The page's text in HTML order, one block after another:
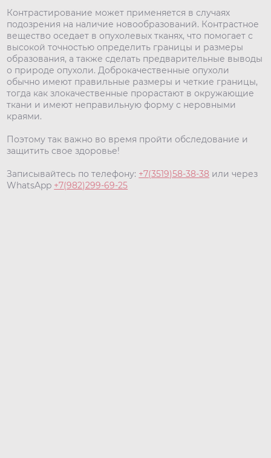
Контрастирование может применяется в случаях
подозрения на наличие новообразований. Контрастное
вещество оседает в опухолевых тканях, что помогает с
высокой точностью определить границы и размеры
образования, а также сделать предварительные выводы
о природе опухоли. Доброкачественные опухоли
обычно имеют правильные размеры и четкие границы,
тогда как злокачественные прорастают в окружающие
ткани и имеют неправильную форму с неровными
краями.
Поэтому так важно во время пройти обследование и
защитить свое здоровье!
Записывайтесь по телефону: +7(3519)58-38-38 или через
WhatsApp +7(982)299-69-25